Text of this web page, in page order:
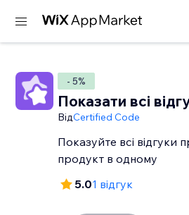
- 5%
Показати всі
ВідCertified Code
Показуйте всі відгуки
продукт в одному
5.01 відгук